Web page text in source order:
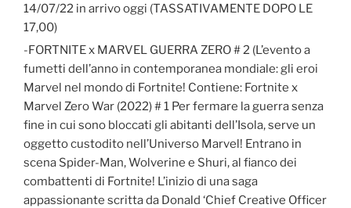
14/07/22 in arrivo oggi (TASSATIVAMENTE DOPO LE
17,00)
-FORTNITE x MARVEL GUERRA ZERO # 2 (L’evento a
fumetti dell’anno in contemporanea mondiale: gli eroi
Marvel nel mondo di Fortnite! Contiene: Fortnite x
Marvel Zero War (2022) # 1 Per fermare la guerra senza
fine in cui sono bloccati gli abitanti dell’Isola, serve un
oggetto custodito nell’Universo Marvel! Entrano in
scena Spider-Man, Wolverine e Shuri, al fianco dei
combattenti di Fortnite! L’inizio di una saga
appassionante scritta da Donald ‘Chief Creative Officer